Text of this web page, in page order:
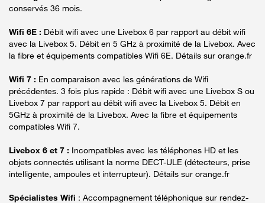
conservés 36 mois.
Wifi 6E : Débit wifi avec une Livebox 6 par rapport au débit wifi
avec la Livebox 5. Débit en 5 GHz à proximité de la Livebox. Avec
la fibre et équipements compatibles Wifi 6E. Détails sur orange.fr
Wifi 7 : En comparaison avec les générations de Wifi
précédentes. 3 fois plus rapide : Débit wifi avec une Livebox S ou
Livebox 7 par rapport au débit wifi avec la Livebox 5. Débit en
5GHz à proximité de la Livebox. Avec la fibre et équipements
compatibles Wifi 7.
Livebox 6 et 7 : Incompatibles avec les téléphones HD et les
objets connectés utilisant la norme DECT-ULE (détecteurs, prise
intelligente, ampoules et interrupteur). Détails sur orange.fr
Spécialistes Wifi : Accompagnement téléphonique sur rendez-